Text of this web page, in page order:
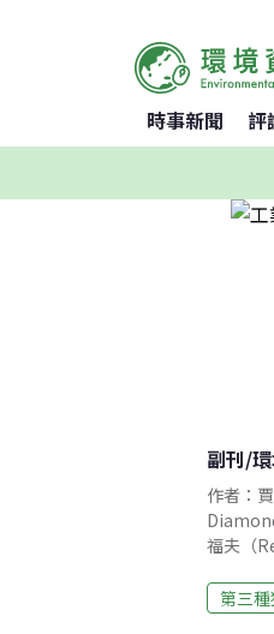
時事新聞 評
副刊/
作者：
福夫（
第三